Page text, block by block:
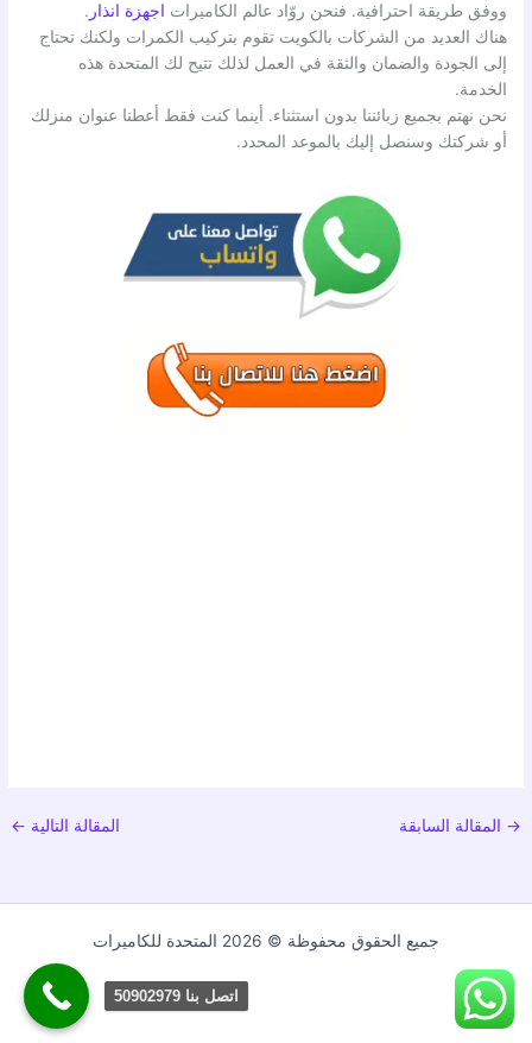
ووفق طريقة احترافية. فنحن روّاد عالم الكاميرات اجهزة انذار .
هناك العديد من الشركات بالكويت تقوم بتركيب الكمرات ولكنك تحتاج
إلى الجودة والضمان والثقة في العمل لذلك تتيح لك المتحدة هذه
الخدمة.
نحن نهتم بجميع زبائننا بدون استثناء. أينما كنت فقط أعطنا عنوان منزلك
أو شركتك وسنصل إليك بالموعد المحدد.
→ المقالة السابقة المقالة التالية ←
جميع الحقوق محفوظة © 2026 المتحدة للكاميرات
اتصل بنا 50902979